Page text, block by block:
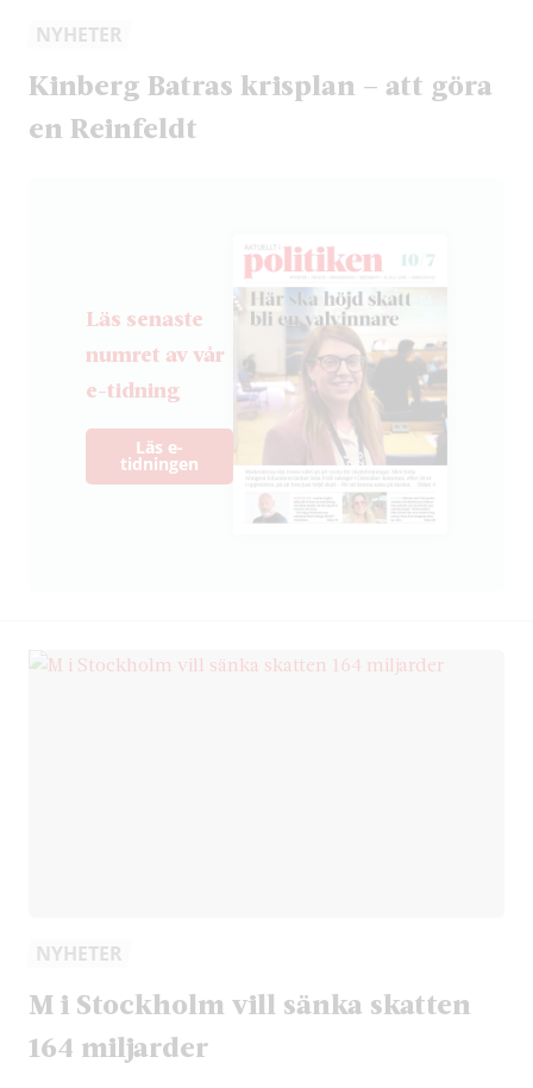
NYHETER
Kinberg Batras krisplan – att göra
en Reinfeldt
Läs senaste
numret av vår
e-tidning
Läs e-
tidningen
NYHETER
M i Stockholm vill sänka skatten
164 miljarder